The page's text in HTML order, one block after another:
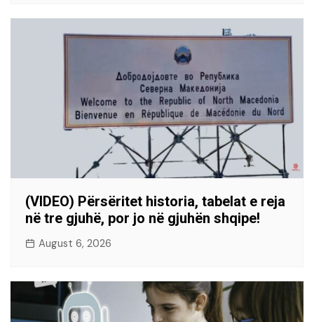
(VIDEO) Përsëritet historia, tabelat e reja
në tre gjuhë, por jo në gjuhën shqipe!
August 6, 2026